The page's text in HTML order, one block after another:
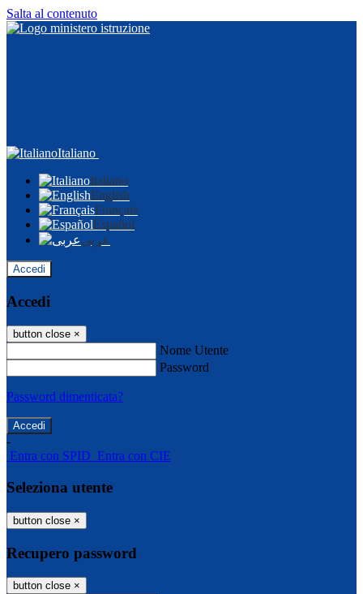
Salta al contenuto
Italiano
Italiano
English
Français
Español
عربى
Accedi
Accedi
button close ×
Nome Utente
Password
Password dimenticata?
-
Entra con SPID Entra con CIE
Seleziona utente
button close ×
Recupero password
button close ×